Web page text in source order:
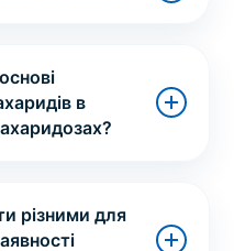
в
різними для